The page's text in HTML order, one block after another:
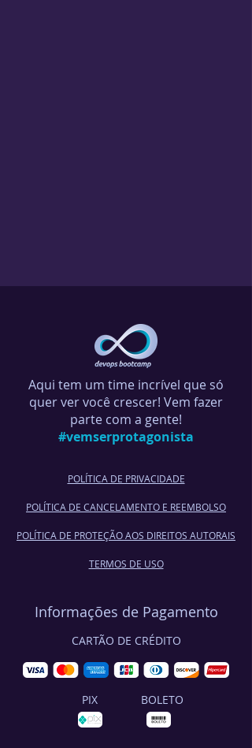
Aqui tem um time incrível que só
quer ver você crescer! Vem fazer
parte com a gente!
#vemserprotagonista
POLÍTICA DE PRIVACIDADE
POLÍTICA DE CANCELAMENTO E REEMBOLSO
POLÍTICA DE PROTEÇÃO AOS DIREITOS AUTORAIS
TERMOS DE USO
Informações de Pagamento
CARTÃO DE CRÉDITO
PIX BOLETO